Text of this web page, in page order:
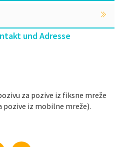
und Adresse
za pozive iz fiksne mreže
pozive iz mobilne mreže).